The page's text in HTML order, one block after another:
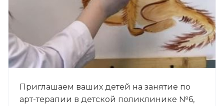
Приглашаем ваших детей на занятие по
арт-терапии в детской поликлинике №6,